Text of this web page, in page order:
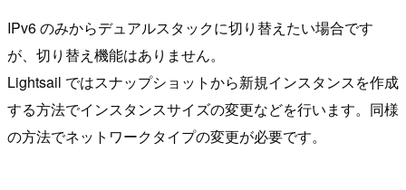
IPv6 のみからデュアルスタックに切り替えたい場合です
が、切り替え機能はありません。
Lightsail ではスナップショットから新規インスタンスを作成
する方法でインスタンスサイズの変更などを行います。同様
の方法でネットワークタイプの変更が必要です。